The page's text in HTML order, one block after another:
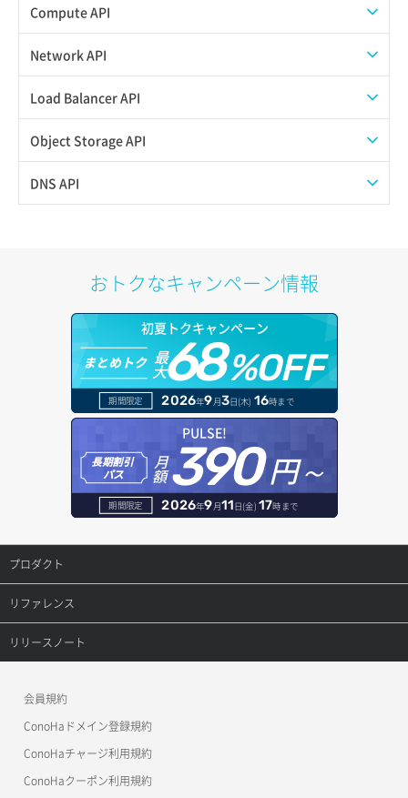
ISOイメージアップロード
ISOイメージ作成
イメージ一覧取得
イメージ保存容量変更
イメージ詳細取得
Compute API
ISOイメージ挿入/排出
SSHキーペア一覧取得
SSHキーペア作成
アタッチ済みポート詳細取得
アタッチ済みボリューム一覧
アタッチ済みボリューム詳細取得
コンソールURL発行
サーバーに紐づくアドレス取得
サーバーに紐づくアドレス取得（ネットワーク指定）
サーバープラン一覧取得
サーバープラン変更
サーバープラン詳細一覧取得
サーバープラン詳細取得
サーバーメタデータ取得
サーバーメタデータ更新（ネームタグ変更）
Network API
QoSポリシー一覧取得
QoSポリシー詳細取得
サブネット一覧取得
サブネット詳細取得
セキュリティグループ ルール一覧取得
セキュリティグループ ルール作成
セキュリティグループ ルール削除
セキュリティグループ ルール詳細取得
セキュリティグループ一覧取得
ネットワーク一覧取得
ネットワーク作成（ローカルネットワーク用）
ネットワーク削除（ローカルネットワーク用）
Load Balancer API
プール一覧取得
プール作成
ヘルスモニタ一覧取得
ヘルスモニタ作成
ヘルスモニタ削除
ヘルスモニタ更新
ヘルスモニタ詳細取得
メンバー更新
メンバー詳細取得
メンバー追加
リスナー作成
Object Storage API
Web公開
オブジェクトダウンロード
オブジェクトバージョン管理
オブジェクト一覧取得
オブジェクト削除
オブジェクト削除予約
オブジェクト複製
オブジェクト詳細取得
コンテナ一覧取得
コンテナ作成
コンテナ削除
ラージオブジェクトアップロード(DLO)
DNS API
ドメイン情報登録
ドメイン詳細取得
レコード一覧取得
レコード作成
レコード更新
レコード詳細取得
おトクなキャンペーン情報
初夏トクキャンペーン
まとめトク 最
大68%OFF
期間限定 2026年9月3日(木) 16時まで
PULSE!
長期割引
パス
月
額390円～
期間限定 2026年9月11日(金) 17時まで
プロダクト
プロダクトトップ
ConoHa VPS(Ver.3.0)
ConoHa for GAME
リファレンス
リファレンストップ
OpenStack CLI
Terraform
リリースノート
会員規約
ConoHaドメイン登録規約
ConoHaチャージ利用規約
ConoHaクーポン利用規約